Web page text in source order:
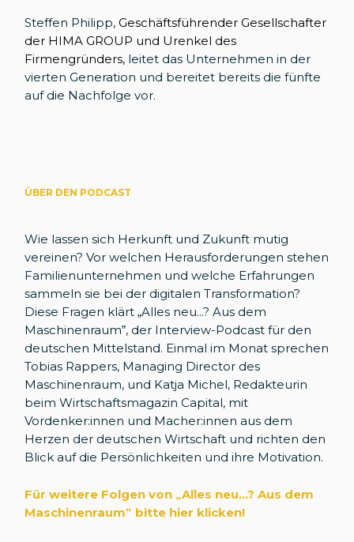
Steffen Philipp,Geschäftsführender Gesellschafter
der HIMA GROUP und Urenkel des
Firmengründers, leitet das Unternehmen in der
vierten Generation und bereitet bereits die fünfte
auf die Nachfolge vor.
ÜBER DEN PODCAST
Wie lassen sich Herkunft und Zukunft mutig
vereinen? Vor welchen Herausforderungen stehen
Familienunternehmen und welche Erfahrungen
sammeln sie bei der digitalen Transformation?
Diese Fragen klärt „Alles neu...? Aus dem
Maschinenraum”, der Interview-Podcast für den
deutschen Mittelstand. Einmal im Monat sprechen
Tobias Rappers, Managing Director des
Maschinenraum, und Katja Michel, Redakteurin
beim Wirtschaftsmagazin Capital, mit
Vordenker:innen und Macher:innen aus dem
Herzen der deutschen Wirtschaft und richten den
Blick auf die Persönlichkeiten und ihre Motivation.
Für weitere Folgen von „Alles neu...? Aus dem
Maschinenraum“ bitte hier klicken!